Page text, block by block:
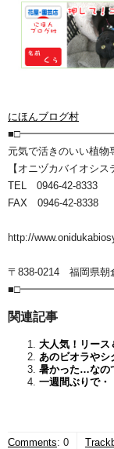
にほんブログ村
元気で活きのいい植物
【オニヅカバイオシス
TEL 0946-42-8333
FAX 0946-42-8338
http://
〒838-0214 福岡県朝
関連記事
大人気！リー
あのビオラやシ
暑かった…なの
一週間ぶりで
Comments: 0